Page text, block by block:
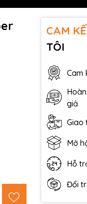
CAM
TÔI
Cam
giả
Giao
Mở
Hỗ
Đổi